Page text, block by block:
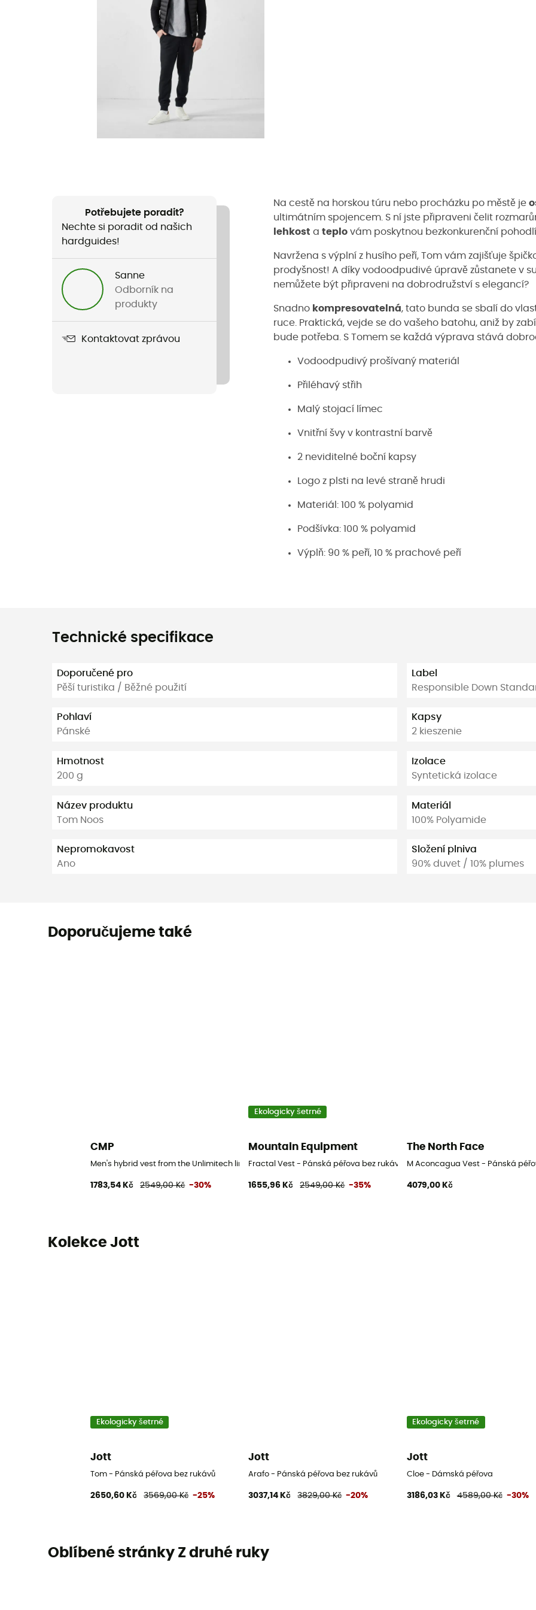
Potřebujete poradit?
Nechte si poradit od našich
hardguides!
Sanne
Odborník na
produkty
Kontaktovat zprávou
Na cestě na horskou túru nebo procházku po městě je
ultimátním spojencem. S ní jste připraveni čelit
lehkost a teplo vám poskytnou bezkonkurenční
Navržena s výplní z husího peří, Tom vám zajišťuje
prodyšnost! A díky vodoodpudivé úpravě zůstanete v
nemůžete být připraveni na dobrodružství s elegancí?
Snadno kompresovatelná, tato bunda se sbalí do
ruce. Praktická, vejde se do vašeho batohu, aniž by
bude potřeba. S Tomem se každá výprava stává
Vodoodpudivý prošívaný materiál
Přiléhavý střih
Malý stojací límec
Vnitřní švy v kontrastní barvě
2 neviditelné boční kapsy
Logo z plsti na levé straně hrudi
Materiál: 100 % polyamid
Podšívka: 100 % polyamid
Výplň: 90 % peří, 10 % prachové peří
Technické specifikace
Doporučené pro
Pěší turistika / Běžné použití
Pohlaví
Pánské
Hmotnost
200 g
Název produktu
Tom Noos
Nepromokavost
Ano
Label
Responsible Down
Kapsy
2 kieszenie
Izolace
Syntetická izolace
Materiál
100% Polyamide
Složení plniva
90% duvet / 10% plumes
Doporučujeme také
CMP
Men's hybrid vest from the Unlimitech line - Pánská péřova bez rukávů
1783,54 Kč 2549,00 Kč -30%
Ekologicky šetrné
Mountain Equipment
Fractal Vest - Pánská péřova bez rukávů
1655,96 Kč 2549,00 Kč -35%
The North Face
M Aconcagua Vest - Pánská
4079,00 Kč
Kolekce Jott
Ekologicky šetrné
Jott
Tom - Pánská péřova bez rukávů
2650,60 Kč 3569,00 Kč -25%
Jott
Arafo - Pánská péřova bez rukávů
3037,14 Kč 3829,00 Kč -20%
Ekologicky šetrné
Jott
Cloe - Dámská péřova
3186,03 Kč 4589,00 Kč -30%
Oblíbené stránky Z druhé ruky